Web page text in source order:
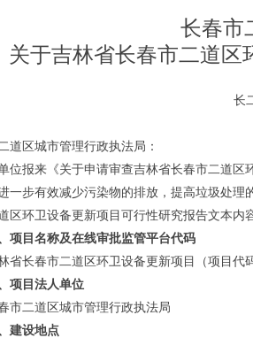
长春市
关于吉林省长春市二道区
长
道区城市管理行政执法局：
位报来《关于申请审查吉林省长春市二道区
一步有效减少污染物的排放，提高垃圾处理
区环卫设备更新项目可行性研究报告文本内
项目 名称及在线审批监管平台代码
省长春市二道区环卫设备更新项目（项目代
项目 法人单位
市二道区城市管理行政执法局
建设地点